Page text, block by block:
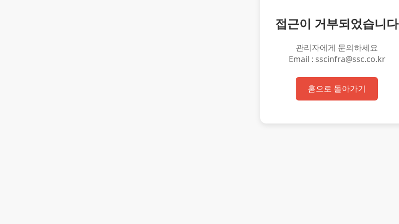
접근이 거부되었습니다
관리자에게 문의하세요
Email : sscinfra@ssc.co.kr
홈으로 돌아가기